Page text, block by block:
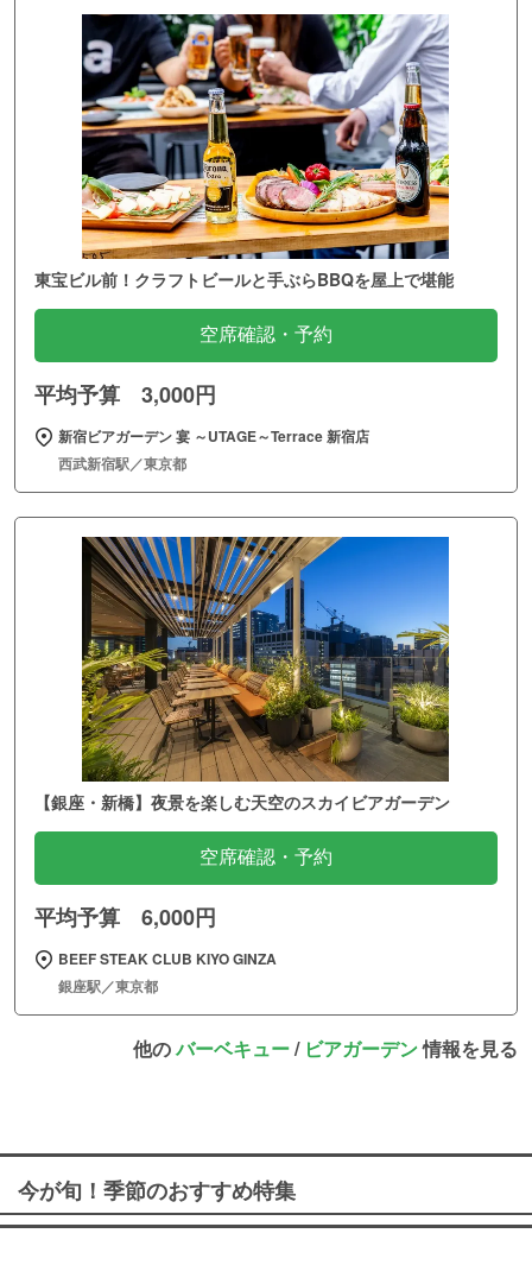
東宝ビル前！クラフトビールと手ぶらBBQを屋上で堪能
空席確認・予約
平均予算 3,000円
新宿ビアガーデン 宴 ～UTAGE～Terrace 新宿店
西武新宿駅／東京都
【銀座・新橋】夜景を楽しむ天空のスカイビアガーデン
空席確認・予約
平均予算 6,000円
BEEF STEAK CLUB KIYO GINZA
銀座駅／東京都
他のバーベキュー/ ビアガーデン情報を見る
今が旬！季節のおすすめ特集